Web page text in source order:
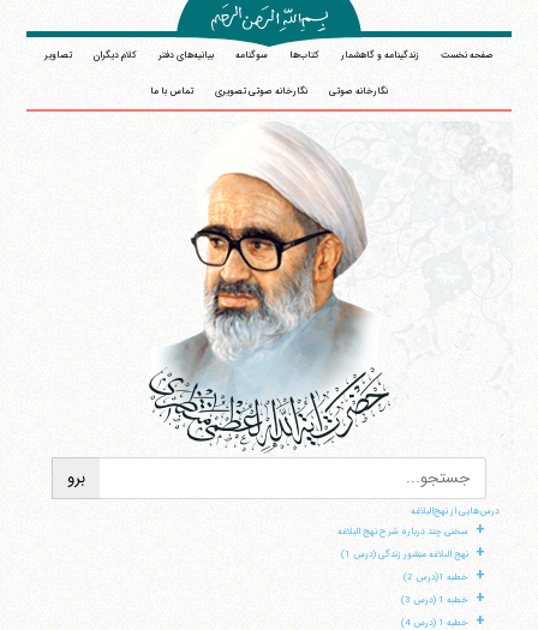
صفحه نخست زندگینامه و گاهشمار کتاب‌ها سوگنامه بیانیه‌های دفتر کلام دیگران تصاویر
نگارخانه صوتی نگارخانه صوتی تصویری تماس با ما
درس‌هایی از نهج‌البلاغه
+ سخنی چند درباره شرح نهج البلاغه
+ نهج البلاغه منشور زندگی (درس 1)
+ خطبه 1(درس 2)
+ خطبه 1 (درس 3)
+ خطبه 1 (درس 4)